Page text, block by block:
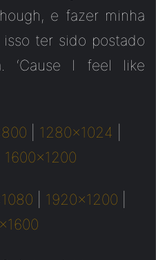
e fazer minha
ter sido postado
‘Cause I feel like
1280×1024
1600×1200
1920×1200